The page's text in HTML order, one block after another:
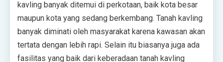
kavling banyak ditemui di perkotaan, baik kota besar
maupun kota yang sedang berkembang. Tanah kavling
banyak diminati oleh masyarakat karena kawasan akan
tertata dengan lebih rapi. Selain itu biasanya juga ada
fasilitas yang baik dari keberadaan tanah kavling